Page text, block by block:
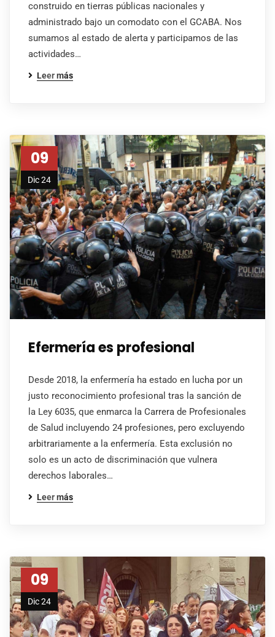
construido en tierras públicas nacionales y
administrado bajo un comodato con el GCABA. Nos
sumamos al estado de alerta y participamos de las
actividades…
Leer más
09
Dic 24
Efermería es profesional
Desde 2018, la enfermería ha estado en lucha por un
justo reconocimiento profesional tras la sanción de
la Ley 6035, que enmarca la Carrera de Profesionales
de Salud incluyendo 24 profesiones, pero excluyendo
arbitrariamente a la enfermería. Esta exclusión no
solo es un acto de discriminación que vulnera
derechos laborales…
Leer más
09
Dic 24